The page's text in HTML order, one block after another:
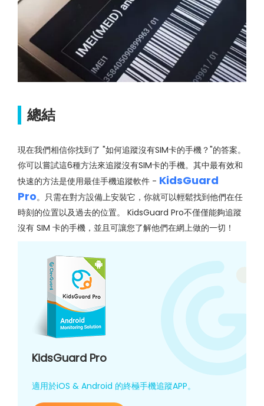
總結
現在我們相信你找到了 "如何追蹤沒有SIM卡的手機？"的答案。
你可以嘗試這6種方法來追蹤沒有SIM卡的手機。其中最有效和
快速的方法是使用最佳手機追蹤軟件 - KidsGuard
Pro。只需在對方設備上安裝它，你就可以輕鬆找到他們在任
時刻的位置以及過去的位置。 KidsGuard Pro不僅僅能夠追蹤
沒有 SIM 卡的手機，並且可讓您了解他們在網上做的一切！
KidsGuard Pro
適用於iOS & Android 的終極手機追蹤APP。